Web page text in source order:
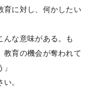
育に対し、何かしたい
んな意味がある。も
教育の機会が奪われて
。